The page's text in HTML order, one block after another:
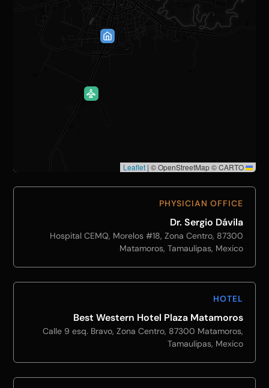
Leaflet
| © OpenStreetMap © CARTO
PHYSICIAN OFFICE
Dr. Sergio Dávila
Hospital CEMQ, Morelos #18, Zona Centro, 87300
Matamoros, Tamaulipas, Mexico
HOTEL
Best Western Hotel Plaza Matamoros
Calle 9 esq. Bravo, Zona Centro, 87300 Matamoros,
Tamaulipas, Mexico